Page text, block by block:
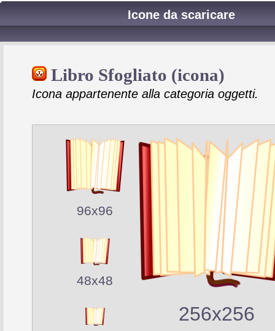
Icone da scaricare
Libro Sfogliato (icona)
Icona appartenente alla categoria oggetti.
96x96
48x48
256x256